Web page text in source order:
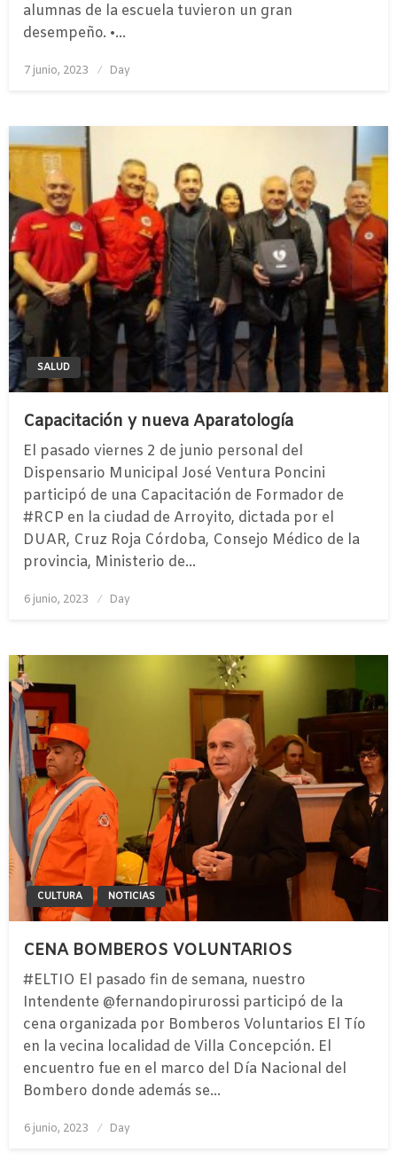
alumnas de la escuela tuvieron un gran
desempeño. •…
Publicado
7 junio, 2023 Day
SALUD
Capacitación y nueva Aparatología
El pasado viernes 2 de junio personal del
Dispensario Municipal José Ventura Poncini
participó de una Capacitación de Formador de
#RCP en la ciudad de Arroyito, dictada por el
DUAR, Cruz Roja Córdoba, Consejo Médico de la
provincia, Ministerio de…
Publicado
el
6 junio, 2023 Day
CULTURA NOTICIAS
CENA BOMBEROS VOLUNTARIOS
#ELTIO El pasado fin de semana, nuestro
Intendente @fernandopirurossi participó de la
cena organizada por Bomberos Voluntarios El Tío
en la vecina localidad de Villa Concepción. El
encuentro fue en el marco del Día Nacional del
Bombero donde además se…
Publicado
el
6 junio, 2023 Day